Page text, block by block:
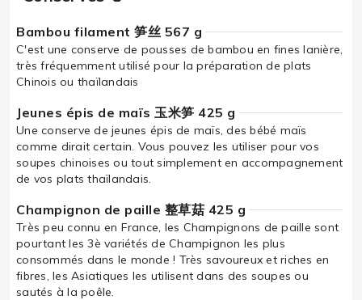
Bambou filament 笋丝 567 g
C'est une conserve de pousses de bambou en fines lanière,
très fréquemment utilisé pour la préparation de plats
Chinois ou thaïlandais
Jeunes épis de maïs 玉米笋 425 g
Une conserve de jeunes épis de maïs, des bébé maïs
comme dirait certain. Vous pouvez les utiliser pour vos
soupes chinoises ou tout simplement en accompagnement
de vos plats thaïlandais.
Champignon de paille 整草菇 425 g
Très peu connu en France, les Champignons de paille sont
pourtant les 3è variétés de Champignon les plus
consommés dans le monde ! Très savoureux et riches en
fibres, les Asiatiques les utilisent dans des soupes ou
sautés à la poêle.